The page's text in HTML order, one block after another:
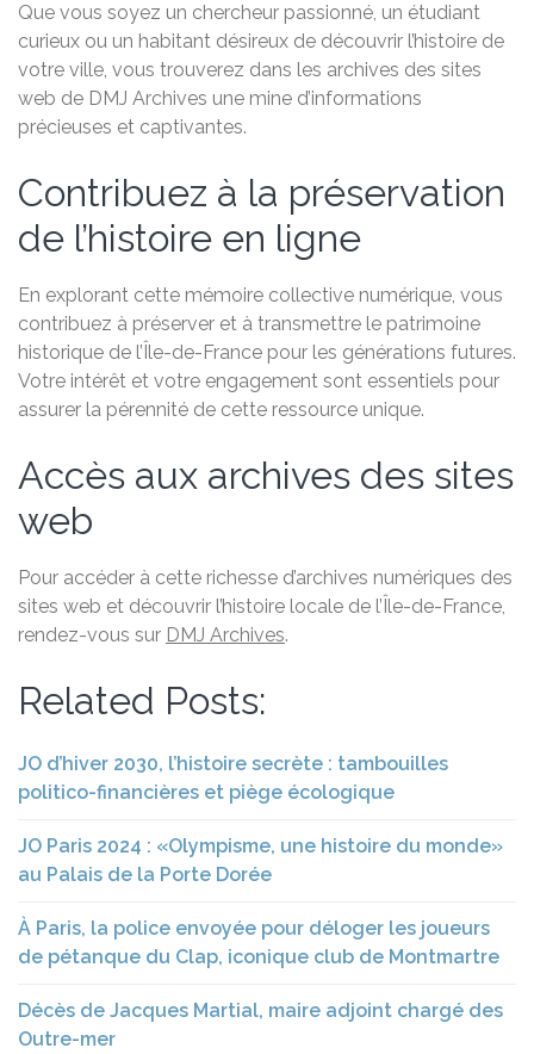
Que vous soyez un chercheur passionné, un étudiant
curieux ou un habitant désireux de découvrir l’histoire de
votre ville, vous trouverez dans les archives des sites
web de DMJ Archives une mine d’informations
précieuses et captivantes.
Contribuez à la préservation
de l’histoire en ligne
En explorant cette mémoire collective numérique, vous
contribuez à préserver et à transmettre le patrimoine
historique de l’Île-de-France pour les générations futures.
Votre intérêt et votre engagement sont essentiels pour
assurer la pérennité de cette ressource unique.
Accès aux archives des sites
web
Pour accéder à cette richesse d’archives numériques des
sites web et découvrir l’histoire locale de l’Île-de-France,
rendez-vous sur DMJ Archives.
Related Posts:
JO d’hiver 2030, l’histoire secrète : tambouilles
politico-financières et piège écologique
JO Paris 2024 : «Olympisme, une histoire du monde»
au Palais de la Porte Dorée
À Paris, la police envoyée pour déloger les joueurs
de pétanque du Clap, iconique club de Montmartre
Décès de Jacques Martial, maire adjoint chargé des
Outre-mer